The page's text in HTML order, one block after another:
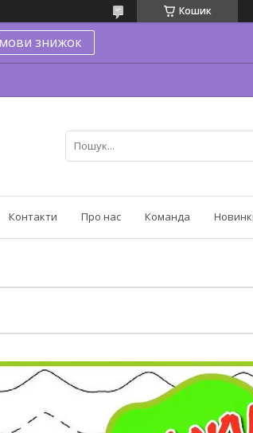
Кошик
знижок
Контакти Про нас Команда